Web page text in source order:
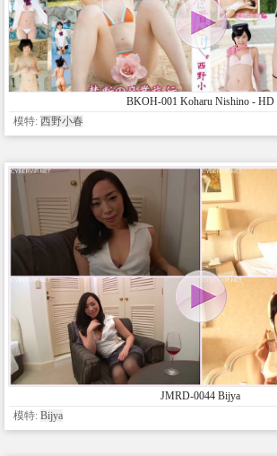
BKOH-001 Koharu Nishino - HD
模特: 西野小春
JMRD-0044 Bijya
模特: Bijya